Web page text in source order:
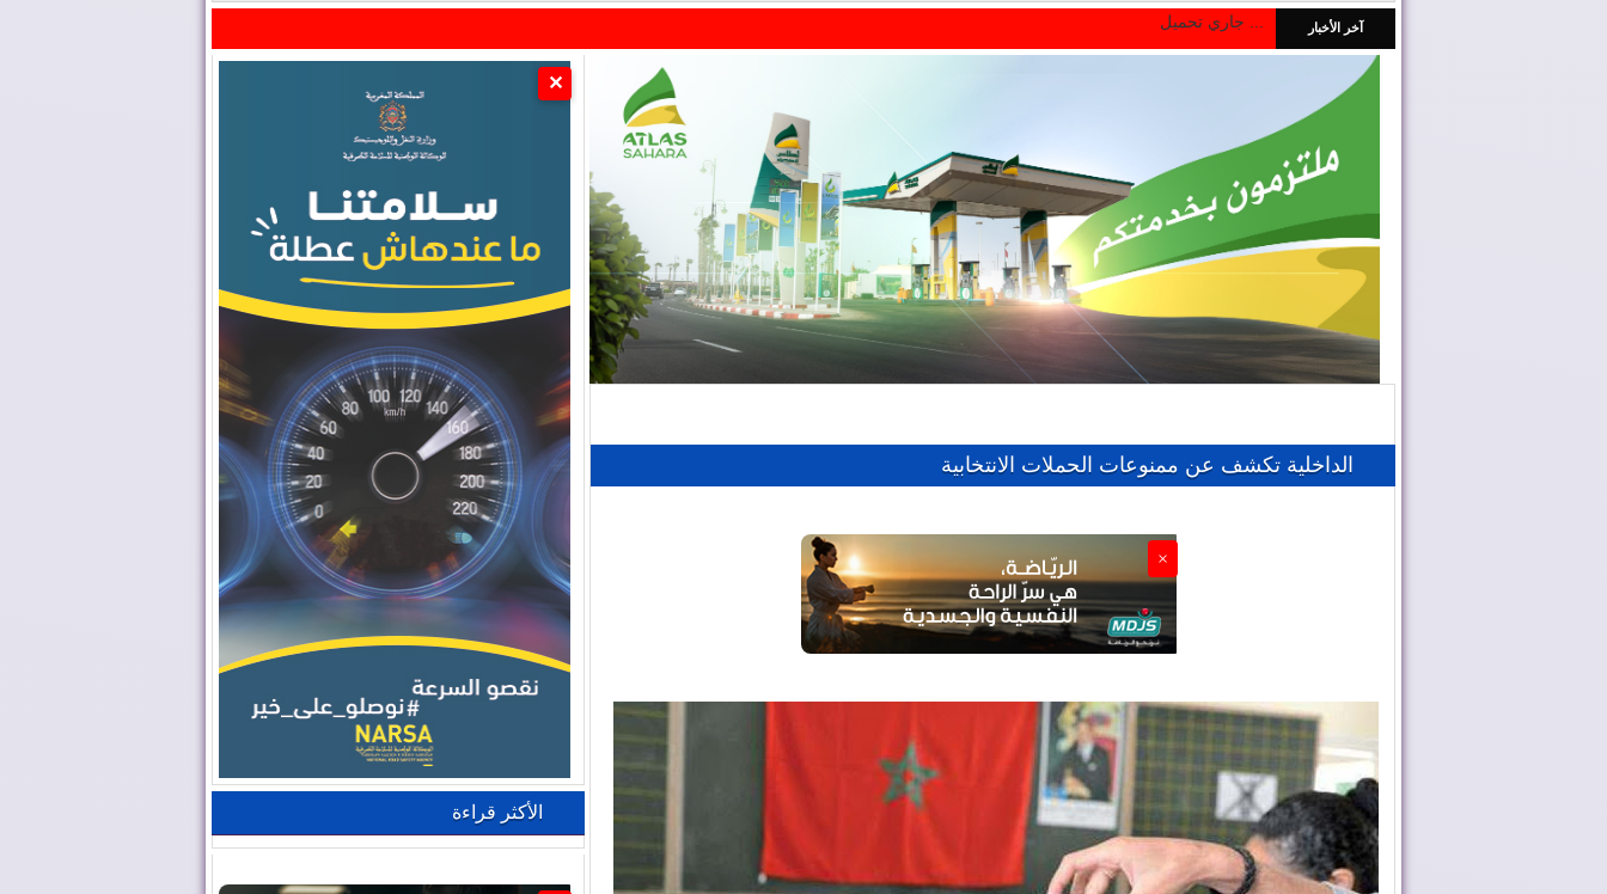
المغرب يجذب كبار المستثمرين آخر الأخبار
الداخلية تكشف عن ممنوعات الحملات الانتخابية
×
✕
الأكثر قراءة